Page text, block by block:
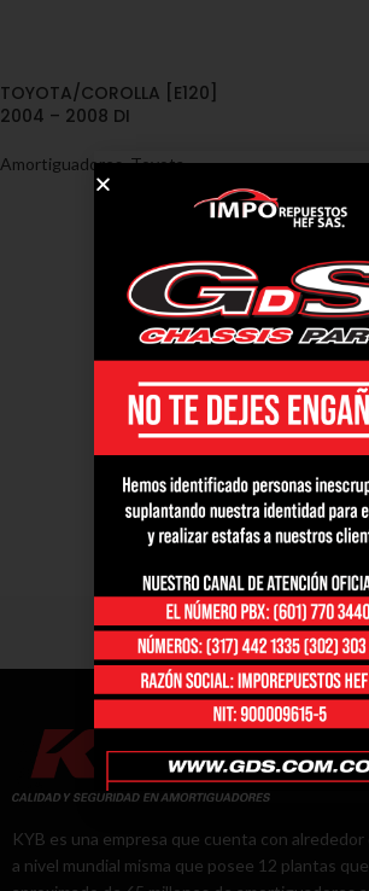
TOYOTA/COROLLA [E120]
2004 – 2008 DI
Amortiguadores,Toyota
KYB es una empresa que cuenta con
a nivel mundial misma que posee 12 plantas